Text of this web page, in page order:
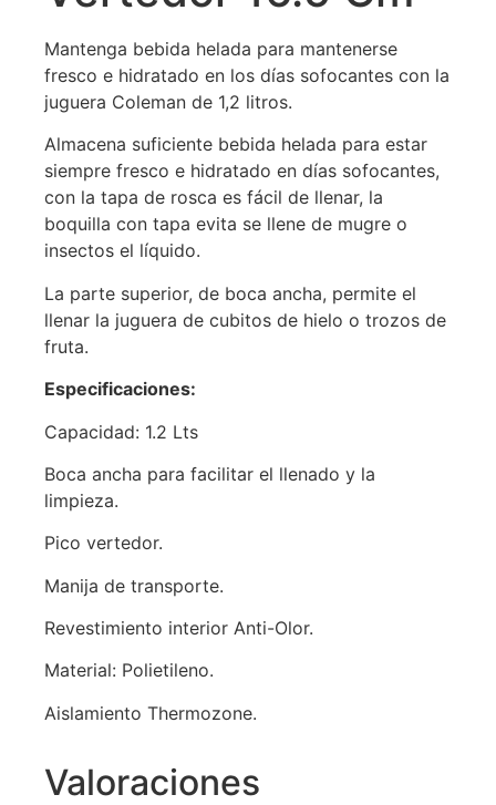
Mantenga bebida helada para mantenerse
fresco e hidratado en los días sofocantes con la
juguera Coleman de 1,2 litros.
Almacena suficiente bebida helada para estar
siempre fresco e hidratado en días sofocantes,
con la tapa de rosca es fácil de llenar, la
boquilla con tapa evita se llene de mugre o
insectos el líquido.
La parte superior, de boca ancha, permite el
llenar la juguera de cubitos de hielo o trozos de
fruta.
Especificaciones:
Capacidad: 1.2 Lts
Boca ancha para facilitar el llenado y la
limpieza.
Pico vertedor.
Manija de transporte.
Revestimiento interior Anti-Olor.
Material: Polietileno.
Aislamiento Thermozone.
Valoraciones